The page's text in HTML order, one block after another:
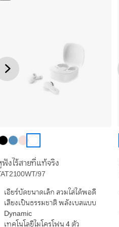
งไร้สายที่แท้จริง
97
เอียร์บัดขนาดเล็ก สวมใส่ได้พอดี
เสียงเป็นธรรมชาติ พลังเบสแบบ
Dynamic
เทคโนโลยีไมโครโฟน 4 ตัว